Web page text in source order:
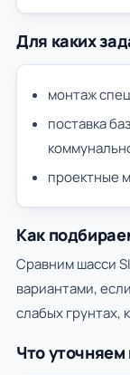
Для каких
монтаж
поставка
проектные
Как
Сравним шасси
вариантами,
слабых грунтах,
Что